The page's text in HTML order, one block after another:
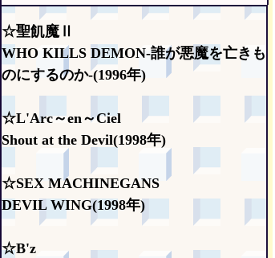
☆聖飢魔Ⅱ
WHO KILLS DEMON-誰が悪魔を亡きも
のにするのか-(1996年)
☆L'Arc～en～Ciel
Shout at the Devil(1998年)
☆SEX MACHINEGANS
DEVIL WING(1998年)
☆B'z